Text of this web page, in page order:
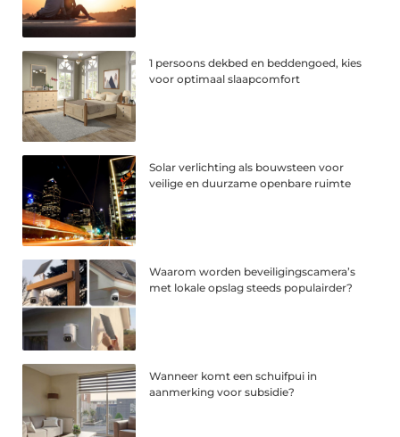
1 persoons dekbed en beddengoed, kies
voor optimaal slaapcomfort
Solar verlichting als bouwsteen voor
veilige en duurzame openbare ruimte
Waarom worden beveiligingscamera’s
met lokale opslag steeds populairder?
Wanneer komt een schuifpui in
aanmerking voor subsidie?